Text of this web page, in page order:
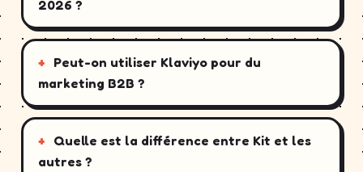
2026 ?
Peut-on utiliser Klaviyo pour du
marketing B2B ?
Quelle est la différence entre Kit et les
autres ?